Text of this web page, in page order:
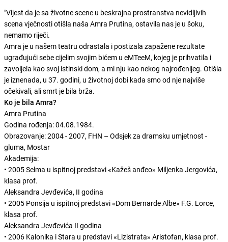
"Vijest da je sa životne scene u beskrajna prostranstva nevidljivih
scena vječnosti otišla naša Amra Prutina, ostavila nas je u šoku,
nemamo riječi.
Amra je u našem teatru odrastala i postizala zapažene rezultate
ugrađujući sebe cijelim svojim bićem u eMTeeM, kojeg je prihvatila i
zavoljela kao svoj istinski dom, a mi nju kao nekog najrođenijeg. Otišla
je iznenada, u 37. godini, u životnoj dobi kada smo od nje najviše
očekivali, ali smrt je bila brža.
Ko je bila Amra?
Amra Prutina
Godina rođenja: 04.08.1984.
Obrazovanje: 2004 - 2007, FHN – Odsjek za dramsku umjetnost -
gluma, Mostar
Akademija:
• 2005 Selma u ispitnoj predstavi «Kažeš anđeo» Miljenka Jergovića,
klasa prof.
Aleksandra Jevđevića, II godina
• 2005 Ponsija u ispitnoj predstavi «Dom Bernarde Albe» F.G. Lorce,
klasa prof.
Aleksandra Jevđevića II godina
• 2006 Kalonika i Stara u predstavi «Lizistrata» Aristofan, klasa prof.